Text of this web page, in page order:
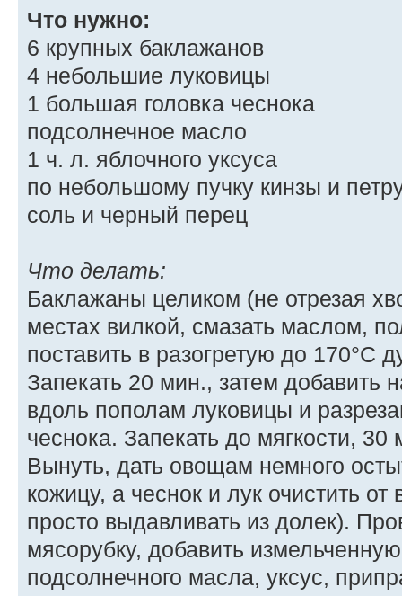
Что нужно:
6 крупных баклажанов
4 небольшие луковицы
1 большая головка чеснока
подсолнечное масло
1 ч. л. яблочного уксуса
по небольшому пучку кинзы и
соль и черный перец
Что делать:
Баклажаны целиком (не отрезая
местах вилкой, смазать маслом,
поставить в разогретую до 170°С
Запекать 20 мин., затем добавить
вдоль пополам луковицы и
чеснока. Запекать до мягкости, 30
Вынуть, дать овощам немного
кожицу, а чеснок и лук очистить
просто выдавливать из долек).
мясорубку, добавить
подсолнечного масла, уксус,